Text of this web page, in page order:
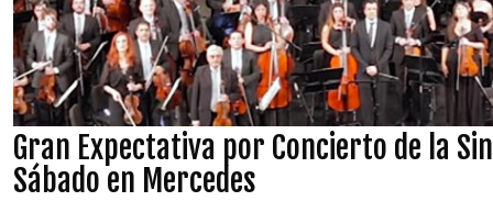
Gran Expectativa por Concierto de la
Sábado en Mercedes